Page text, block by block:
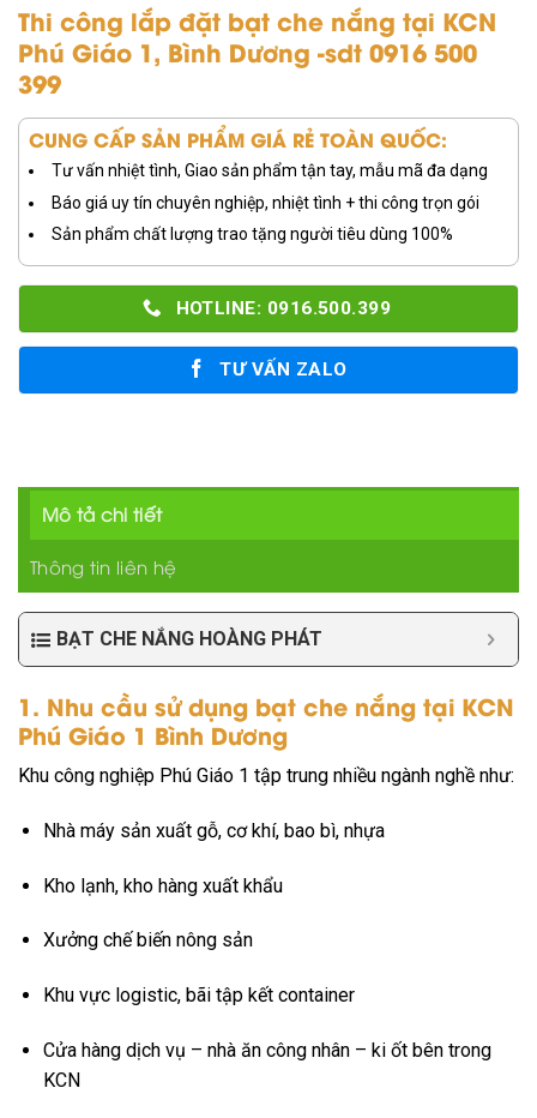
Thi công lắp đặt bạt che nắng tại KCN
Phú Giáo 1, Bình Dương -sdt 0916 500
399
CUNG CẤP SẢN PHẨM GIÁ RẺ TOÀN QUỐC:
Tư vấn nhiệt tình, Giao sản phẩm tận tay, mẫu mã đa dạng
Báo giá uy tín chuyên nghiệp, nhiệt tình + thi công trọn gói
Sản phẩm chất lượng trao tặng người tiêu dùng 100%
HOTLINE: 0916.500.399
TƯ VẤN ZALO
Mô tả chi tiết
Thông tin liên hệ
BẠT CHE NẮNG HOÀNG PHÁT
1. Nhu cầu sử dụng bạt che nắng tại KCN
Phú Giáo 1 Bình Dương
Khu công nghiệp Phú Giáo 1 tập trung nhiều ngành nghề như:
Nhà máy sản xuất gỗ, cơ khí, bao bì, nhựa
Kho lạnh, kho hàng xuất khẩu
Xưởng chế biến nông sản
Khu vực logistic, bãi tập kết container
Cửa hàng dịch vụ – nhà ăn công nhân – ki ốt bên trong
KCN